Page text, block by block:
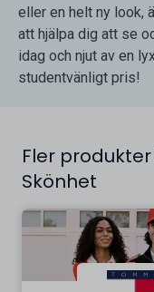
eller en helt ny look,
att hjälpa dig att se
idag och njut av en
studentvänligt pris!
Fler
Skönhet